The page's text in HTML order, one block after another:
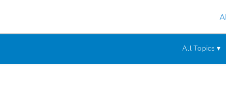
All Topics ▾